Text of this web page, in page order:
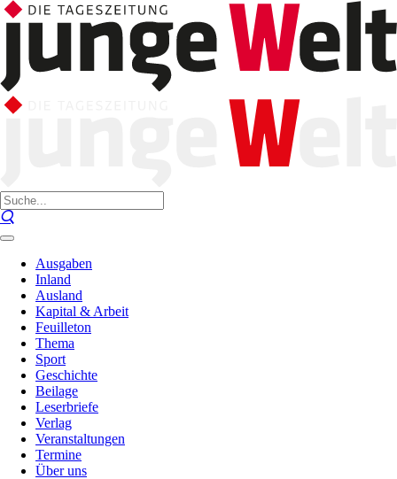
Ausgaben
Inland
Ausland
Kapital & Arbeit
Feuilleton
Thema
Sport
Geschichte
Beilage
Leserbriefe
Verlag
Veranstaltungen
Termine
Über uns